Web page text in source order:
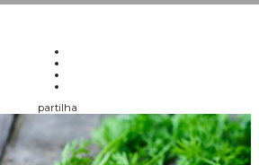
partilha